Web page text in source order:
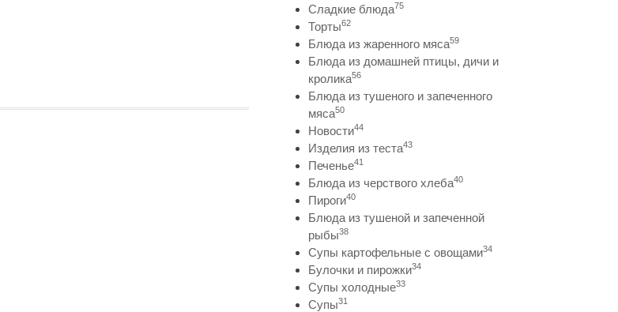
Сладкие блюда75
Торты62
Блюда из жаренного мяса59
Блюда из домашней птицы, дичи и
кролика56
Блюда из тушеного и запеченного
мяса50
Новости44
Изделия из теста43
Печенье41
Блюда из черствого хлеба40
Пироги40
Блюда из тушеной и запеченной
рыбы38
Супы картофельные с овощами34
Булочки и пирожки34
Супы холодные33
Супы31